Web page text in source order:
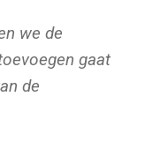
we de
gaat
de